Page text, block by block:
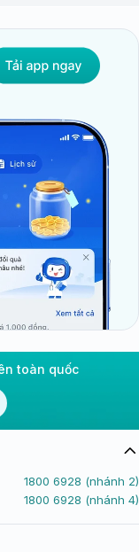
toàn quốc
1800 6928 (nhánh 2)
1800 6928 (nhánh 4)